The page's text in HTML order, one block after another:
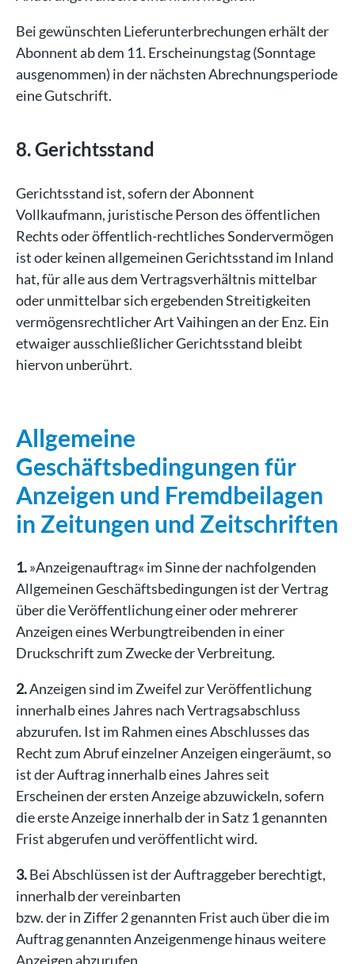
Bei gewünschten Lieferunterbrechungen erhält der
Abonnent ab dem 11. Erscheinungstag (Sonntage
ausgenommen) in der nächsten Abrechnungsperiode
eine Gutschrift.
8. Gerichtsstand
Gerichtsstand ist, sofern der Abonnent
Vollkaufmann, juristische Person des öffentlichen
Rechts oder öffentlich-rechtliches Sondervermögen
ist oder keinen allgemeinen Gerichtsstand im Inland
hat, für alle aus dem Vertragsverhältnis mittelbar
oder unmittelbar sich ergebenden Streitigkeiten
vermögensrechtlicher Art Vaihingen an der Enz. Ein
etwaiger ausschließlicher Gerichtsstand bleibt
hiervon unberührt.
Allgemeine
Geschäftsbedingungen für
Anzeigen und Fremdbeilagen
in Zeitungen und Zeitschriften
1.»Anzeigenauftrag« im Sinne der nachfolgenden
Allgemeinen Geschäftsbedingungen ist der Vertrag
über die Veröffentlichung einer oder mehrerer
Anzeigen eines Werbungtreibenden in einer
Druckschrift zum Zwecke der Verbreitung.
2.Anzeigen sind im Zweifel zur Veröffentlichung
innerhalb eines Jahres nach Vertragsabschluss
abzurufen. Ist im Rahmen eines Abschlusses das
Recht zum Abruf einzelner Anzeigen eingeräumt, so
ist der Auftrag innerhalb eines Jahres seit
Erscheinen der ersten Anzeige abzuwickeln, sofern
die erste Anzeige innerhalb der in Satz 1 genannten
Frist abgerufen und veröffentlicht wird.
3.Bei Abschlüssen ist der Auftraggeber berechtigt,
innerhalb der vereinbarten
bzw. der in Ziffer 2 genannten Frist auch über die im
Auftrag genannten Anzeigenmenge hinaus weitere
Anzeigen abzurufen.